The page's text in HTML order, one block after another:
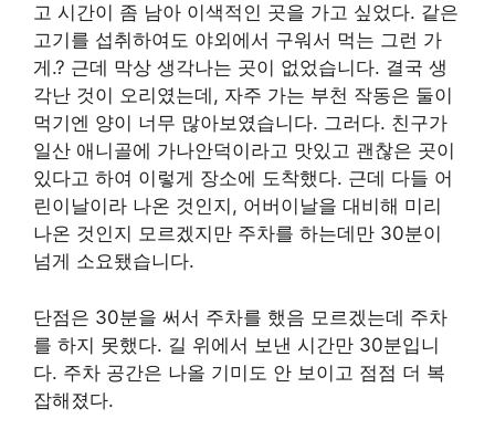
고 시간이 좀 남아 이색적인 곳을 가고 싶었다. 같은
고기를 섭취하여도 야외에서 구워서 먹는 그런 가
게.? 근데 막상 생각나는 곳이 없었습니다. 결국 생
각난 것이 오리였는데, 자주 가는 부천 작동은 둘이
먹기엔 양이 너무 많아보였습니다. 그러다. 친구가
일산 애니골에 가나안덕이라고 맛있고 괜찮은 곳이
있다고 하여 이렇게 장소에 도착했다. 근데 다들 어
린이날이라 나온 것인지, 어버이날을 대비해 미리
나온 것인지 모르겠지만 주차를 하는데만 30분이
넘게 소요됐습니다.
단점은 30분을 써서 주차를 했음 모르겠는데 주차
를 하지 못했다. 길 위에서 보낸 시간만 30분입니
다. 주차 공간은 나올 기미도 안 보이고 점점 더 복
잡해졌다.